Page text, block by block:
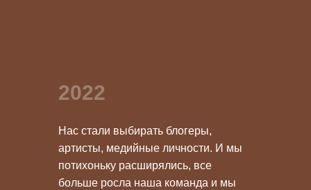
Нас стали выбирать блогеры,
артисты, медийные личности. И мы
потихоньку расширялись, все
больше росла наша команда и мы
2022